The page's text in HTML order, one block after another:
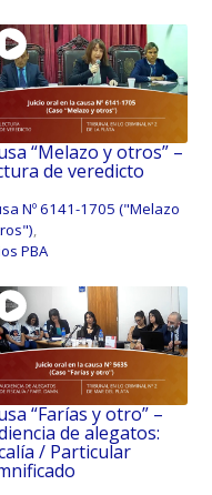
“Melazo y otros” –
de veredicto
Nº 6141-1705 ("Melazo
,
PBA
“Farías y otro” –
de alegatos:
/ Particular